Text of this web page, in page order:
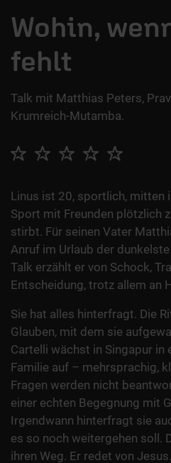
Wohin,
fehlt
Talk mit Matthias Peters,
Krumreich-Mutamba.
Linus ist 20, sportlich, mitten
Sport mit Freunden plötzlich
stirbt. Für seinen Vater
Anruf im Urlaub der
Talk erzählt er von Schock,
Entscheidung, trotz allem an
Sie hat alles hinterfragt. Die
Glauben, mit dem sie
Cartelli wächst in Singapur in
Familie auf – mehrsprachig,
Fragen werden nicht
einer echten Begegnung mit
Irgendwann hinterfragt sie
es so noch weitergehen soll.
ihren Weg. Er redet von